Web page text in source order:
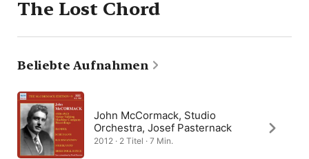
Entdecken
Suchen
The Lost Chord
Beliebte Aufnahmen
John McCormack, Studio
Orchestra, Josef Pasternack
2012 · 2 Titel · 7 Min.